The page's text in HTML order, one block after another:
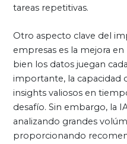
tareas repetitivas.
Otro aspecto clave del
empresas es la mejora
bien los datos juegan
importante, la capacidad
insights valiosos en
desafío. Sin embargo, la
analizando grandes
proporcionando